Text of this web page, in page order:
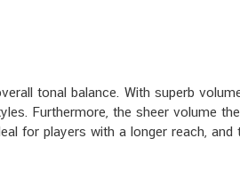
tonal balance. With superb
Furthermore, the sheer volume
for players with a longer reach,